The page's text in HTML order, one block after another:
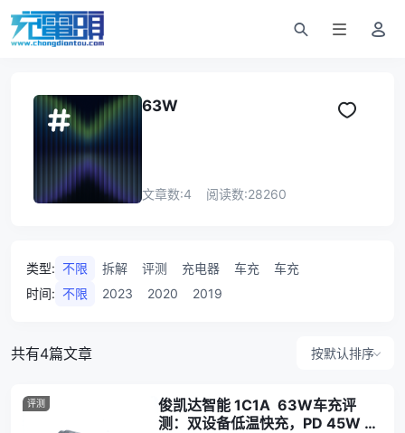
63W
文章数:4 阅读数:28260
类型: 不限 拆解 评测 充电器 车充
车充
时间: 不限 2023 2020 2019
共有4篇文章 按默认排序
评测
俊凯达智能 1C1A 63W车充评
测：双设备低温快充，PD 45W 输